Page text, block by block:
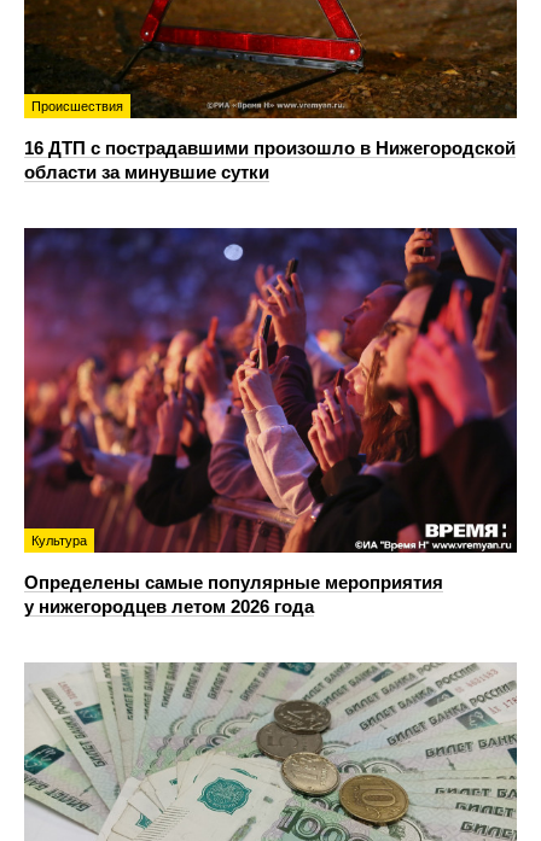
Происшествия
16 ДТП с пострадавшими произошло в Нижегородской
области за минувшие сутки
Культура
Определены самые популярные мероприятия
у нижегородцев летом 2026 года